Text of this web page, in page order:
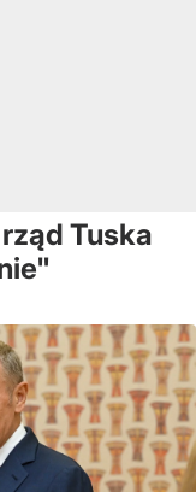
Tuska